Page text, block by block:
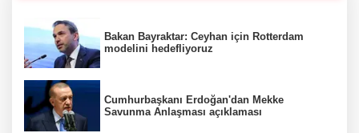
Bakan Bayraktar: Ceyhan için Rotterdam
modelini hedefliyoruz
Cumhurbaşkanı Erdoğan'dan Mekke
Savunma Anlaşması açıklaması